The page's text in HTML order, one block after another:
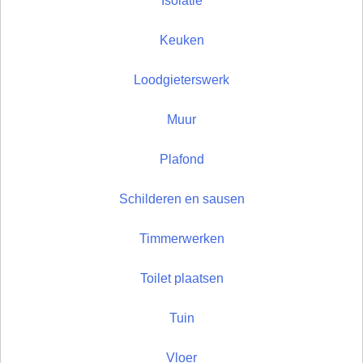
Keuken
Loodgieterswerk
Muur
Plafond
Schilderen en sausen
Timmerwerken
Toilet plaatsen
Tuin
Vloer